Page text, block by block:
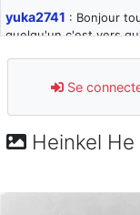
yuka2741 : Bonjour
quelqu'un c'est vers
d9pouces: désolé
jours : je teste des
paxwax: Super, la
: je suis un
Se
Heinkel